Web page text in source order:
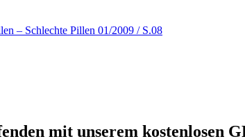
– Schlechte Pillen 01/2009 / S.08
mit unserem kostenlosen